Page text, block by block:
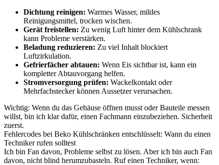
Dichtung reinigen: Warmes Wasser, mildes
Reinigungsmittel, trocken wischen.
Gerät freistellen: Zu wenig Luft hinter dem Kühlschrank
kann Probleme verstärken.
Beladung reduzieren: Zu viel Inhalt blockiert
Luftzirkulation.
Gefrierfächer abtauen: Wenn Eis sichtbar ist, kann ein
kompletter Abtauvorgang helfen.
Stromversorgung prüfen: Wackelkontakt oder
Mehrfachstecker können Aussetzer verursachen.
Wichtig: Wenn du das Gehäuse öffnen musst oder Bauteile messen
willst, bin ich klar dafür, einen Fachmann einzubeziehen. Sicherheit
zuerst.
Fehlercodes bei Beko Kühlschränken entschlüsselt: Wann du einen
Techniker rufen solltest
Ich bin Fan davon, Probleme selbst zu lösen. Aber ich bin auch Fan
davon, nicht blind herumzubasteln. Ruf einen Techniker, wenn: